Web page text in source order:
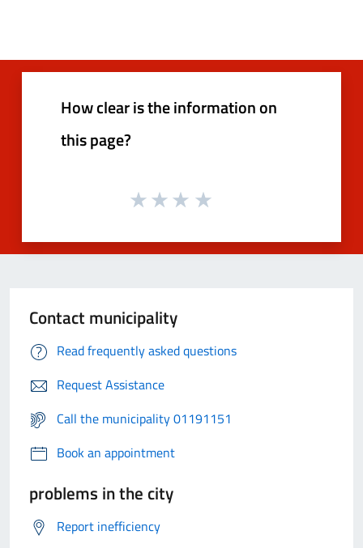
How clear is the information on
this page?
Contact municipality
Read frequently asked questions
Request Assistance
Call the municipality 01191151
Book an appointment
problems in the city
Report inefficiency